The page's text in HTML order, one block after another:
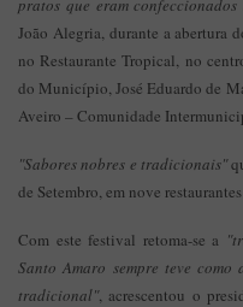
pratos que eram
João Alegria, durante a abertura
no Restaurante Tropical, no
do Município, José Eduardo de
Aveiro – Comunidade
"Sabores nobres e tradicionais"
de Setembro, em nove
Com este festival retoma-se a
Santo Amaro sempre teve
tradicional", acrescentou o